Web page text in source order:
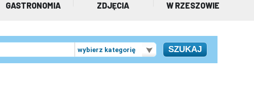
GASTRONOMIA ZDJĘCIA W RZESZOWIE
wybierz kategorię